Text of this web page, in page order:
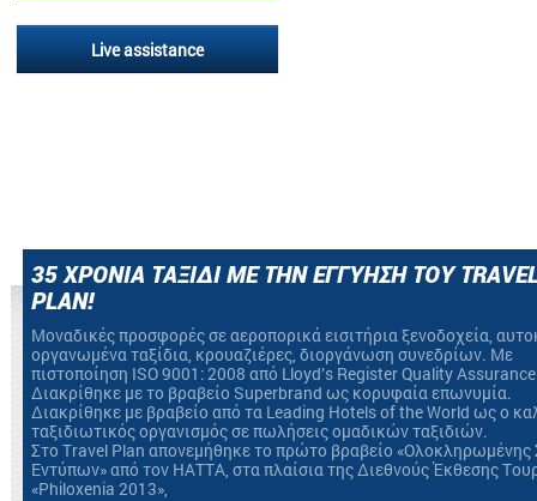
Live assistance
35 ΧΡΟΝΙΑ ΤΑΞΙΔΙ ΜΕ ΤΗΝ ΕΓΓΥΗΣΗ ΤΟΥ
PLAN!
Mοναδικές προσφορές σε αεροπορικά εισιτήρια ξενοδοχεία,
οργανωμένα ταξίδια, κρουαζιέρες, διοργάνωση συνεδρίων. Με
πιστοποίηση ΙSO 9001: 2008 από Lloyd’s Register Quality
Διακρίθηκε με το βραβείο Superbrand ως κορυφαία επωνυμία.
Διακρίθηκε με βραβείο από τα Leading Hotels of the World ως ο
ταξιδιωτικός οργανισμός σε πωλήσεις ομαδικών ταξιδιών.
Στο Travel Plan απονεμήθηκε το πρώτο βραβείο «Ολοκληρωμένης
Εντύπων» από τον HATTA, στα πλαίσια της Διεθνούς Έκθεσης
«Philoxenia 2013»,